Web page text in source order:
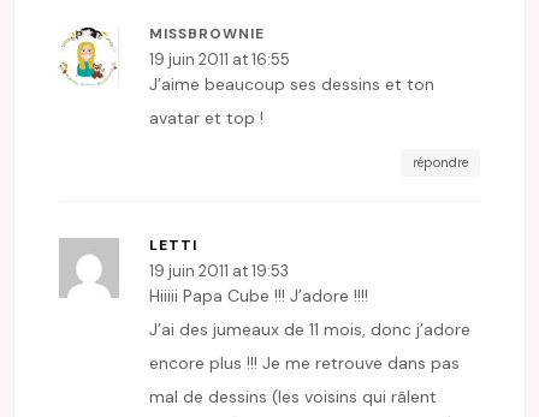
MISSBROWNIE
19 juin 2011 at 16:55
J’aime beaucoup ses dessins et ton
avatar et top !
répondre
LETTI
19 juin 2011 at 19:53
Hiiiii Papa Cube !!! J’adore !!!!
J’ai des jumeaux de 11 mois, donc j’adore
encore plus !!! Je me retrouve dans pas
mal de dessins (les voisins qui râlent